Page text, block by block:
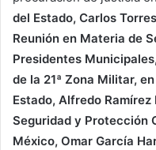
del Estado, Carlos
Reunión en Materia de
Presidentes
de la 21ª Zona Militar,
Estado, Alfredo
Seguridad y Protección
México, Omar García